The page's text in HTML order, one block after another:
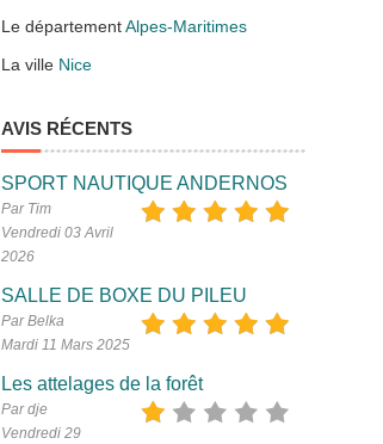
Le départementAlpes-Maritimes
La ville Nice
AVIS RÉCENTS
SPORT NAUTIQUE ANDERNOS
Par Tim
Vendredi 03 Avril
2026
SALLE DE BOXE DU PILEU
Par Belka
Mardi 11 Mars 2025
Les attelages de la forêt
Par dje
Vendredi 29